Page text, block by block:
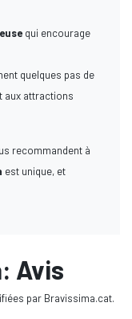
qui encourage
quelques pas de
aux attractions
recommandent à
est unique, et
Avis
par Bravissima.cat.